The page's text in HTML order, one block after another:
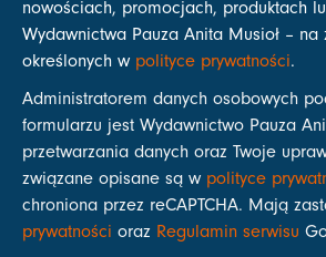
nowościach, promocjach, produktach
Wydawnictwa Pauza Anita Musioł – na
określonych w polityce prywatności.
Administratorem danych osobowych
formularzu jest Wydawnictwo Pauza
przetwarzania danych oraz Twoje
związane opisane są w polityce
chroniona przez reCAPTCHA. Mają
prywatności oraz Regulamin serwisu